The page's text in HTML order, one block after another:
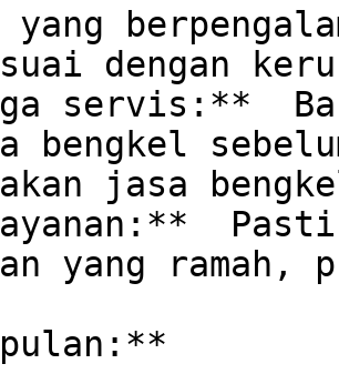
yang
dengan
servis:**
bengkel
jasa
yang